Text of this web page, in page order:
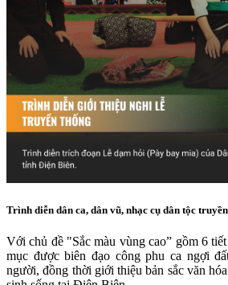
Trình diễn dân ca, dân vũ, nhạc cụ dân tộc
Với chủ đề "Sắc màu vùng cao” gồm 6
mục được biên đạo công phu ca ngợi
người, đồng thời giới thiệu bản sắc văn